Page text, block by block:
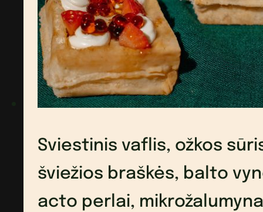
Serrano
traškutis,
kreminis
balzamiko
padažas,
aviečių
acto
Sviestinis vaflis, ožkos
šviežios braškės, balto
acto perlai,